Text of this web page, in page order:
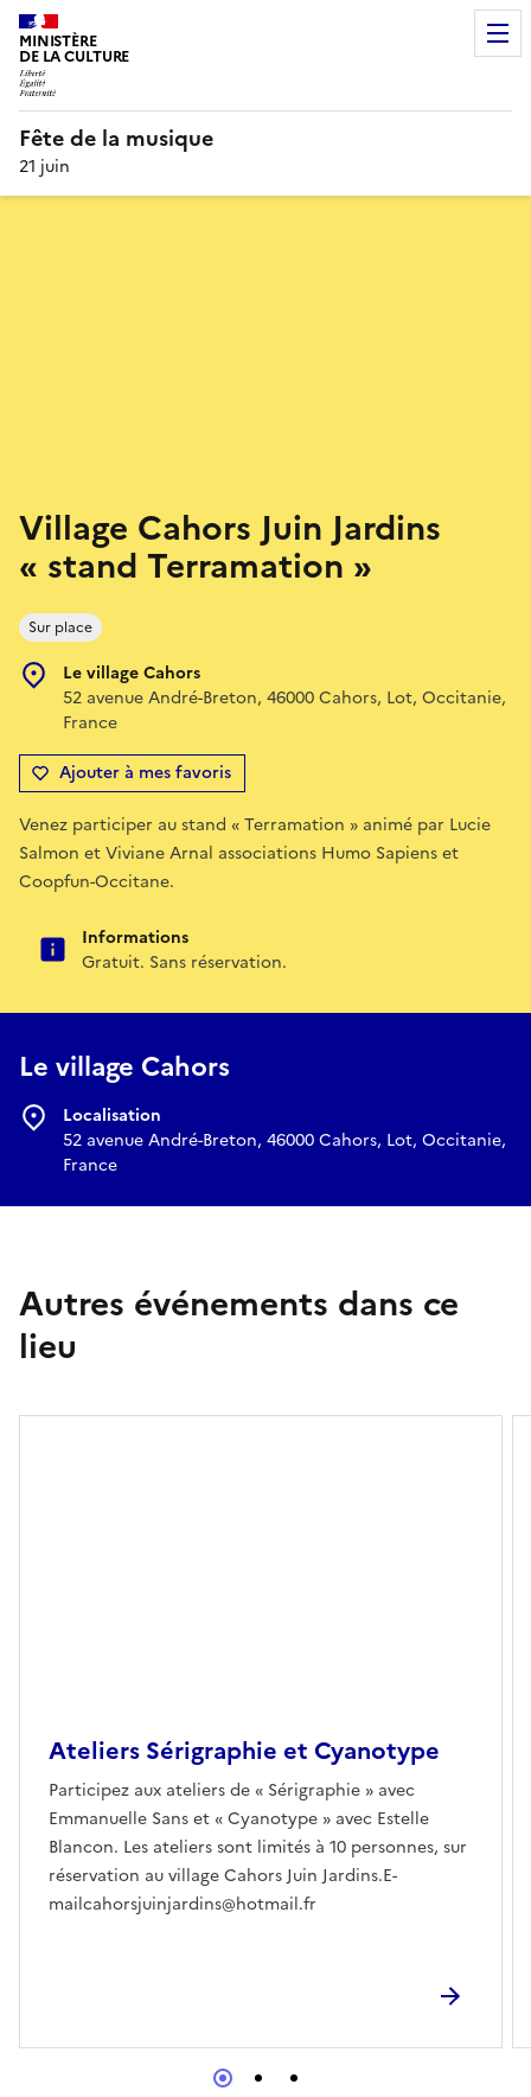
MINISTÈRE
DE LA CULTURE
Fête de la musique
21 juin
Village Cahors Juin Jardins
« stand Terramation »
Sur place
Le village Cahors
52 avenue André-Breton, 46000 Cahors, Lot, Occitanie,
France
Ajouter à mes favoris
Venez participer au stand « Terramation » animé par Lucie
Salmon et Viviane Arnal associations Humo Sapiens et
Coopfun-Occitane.
Informations
Gratuit. Sans réservation.
Le village Cahors
Localisation
52 avenue André-Breton, 46000 Cahors, Lot, Occitanie,
France
Autres événements dans ce
lieu
Ateliers Sérigraphie et Cyanotype
Participez aux ateliers de « Sérigraphie » avec
Emmanuelle Sans et « Cyanotype » avec Estelle
Blancon. Les ateliers sont limités à 10 personnes, sur
réservation au village Cahors Juin Jardins.E-
mailcahorsjuinjardins@hotmail.fr